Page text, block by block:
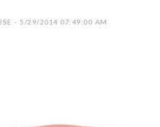
- 5/29/2014 07:49:00 AM